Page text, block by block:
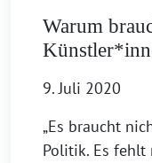
Warum
9. Juli 2020
„Es braucht
Politik. Es